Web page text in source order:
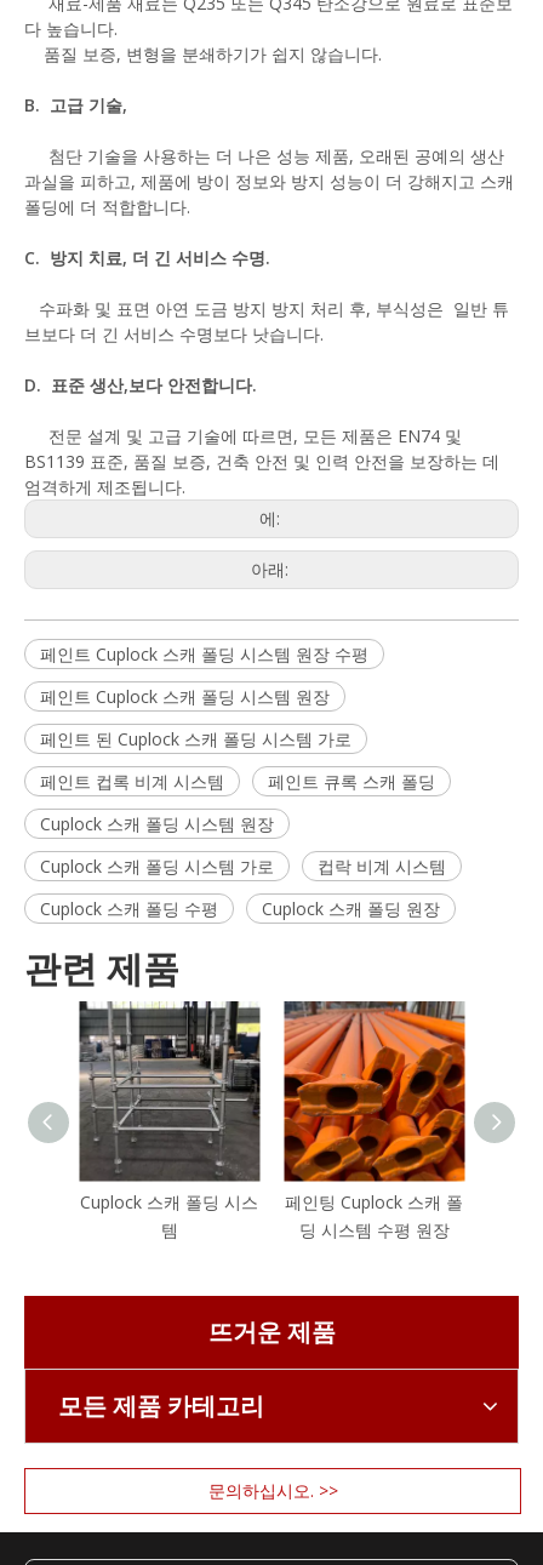
다 높습니다.
품질 보증, 변형을 분쇄하기가 쉽지 않습니다.
B. 고급 기술,
첨단 기술을 사용하는 더 나은 성능 제품, 오래된 공예의 생산
과실을 피하고, 제품에 방이 정보와 방지 성능이 더 강해지고 스캐
폴딩에 더 적합합니다.
C. 방지 치료, 더 긴 서비스 수명.
수파화 및 표면 아연 도금 방지 방지 처리 후, 부식성은 일반 튜
브보다 더 긴 서비스 수명보다 낫습니다.
D. 표준 생산,보다 안전합니다.
전문 설계 및 고급 기술에 따르면, 모든 제품은 EN74 및
BS1139 표준, 품질 보증, 건축 안전 및 인력 안전을 보장하는 데
엄격하게 제조됩니다.
에:
아래:
페인트 Cuplock 스캐 폴딩 시스템 원장 수평
페인트 Cuplock 스캐 폴딩 시스템 원장
페인트 된 Cuplock 스캐 폴딩 시스템 가로
페인트 컵록 비계 시스템
페인트 큐록 스캐 폴딩
Cuplock 스캐 폴딩 시스템 원장
Cuplock 스캐 폴딩 시스템 가로
컵락 비계 시스템
Cuplock 스캐 폴딩 수평
Cuplock 스캐 폴딩 원장
관련 제품
Cuplock 스캐 폴딩 시스
템
페인팅 Cuplock 스캐 폴
딩 시스템 수평 원장
뜨거운 제품
모든 제품 카테고리
문의하십시오. >>